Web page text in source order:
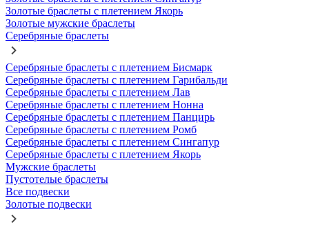
Золотые браслеты с плетением Якорь
Золотые мужские браслеты
Серебряные браслеты
Серебряные браслеты с плетением Бисмарк
Серебряные браслеты с плетением Гарибальди
Серебряные браслеты с плетением Лав
Серебряные браслеты с плетением Нонна
Серебряные браслеты с плетением Панцирь
Серебряные браслеты с плетением Ромб
Серебряные браслеты с плетением Сингапур
Серебряные браслеты с плетением Якорь
Мужские браслеты
Пустотелые браслеты
Все подвески
Золотые подвески